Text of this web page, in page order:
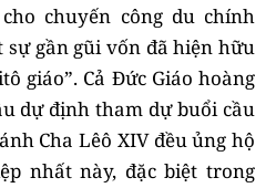
chuyến công du chính
sự gần gũi vốn đã hiện hữu
giáo”. Cả Đức Giáo hoàng
dự định tham dự buổi cầu
Cha Lêô XIV đều ủng hộ
nhất này, đặc biệt trong